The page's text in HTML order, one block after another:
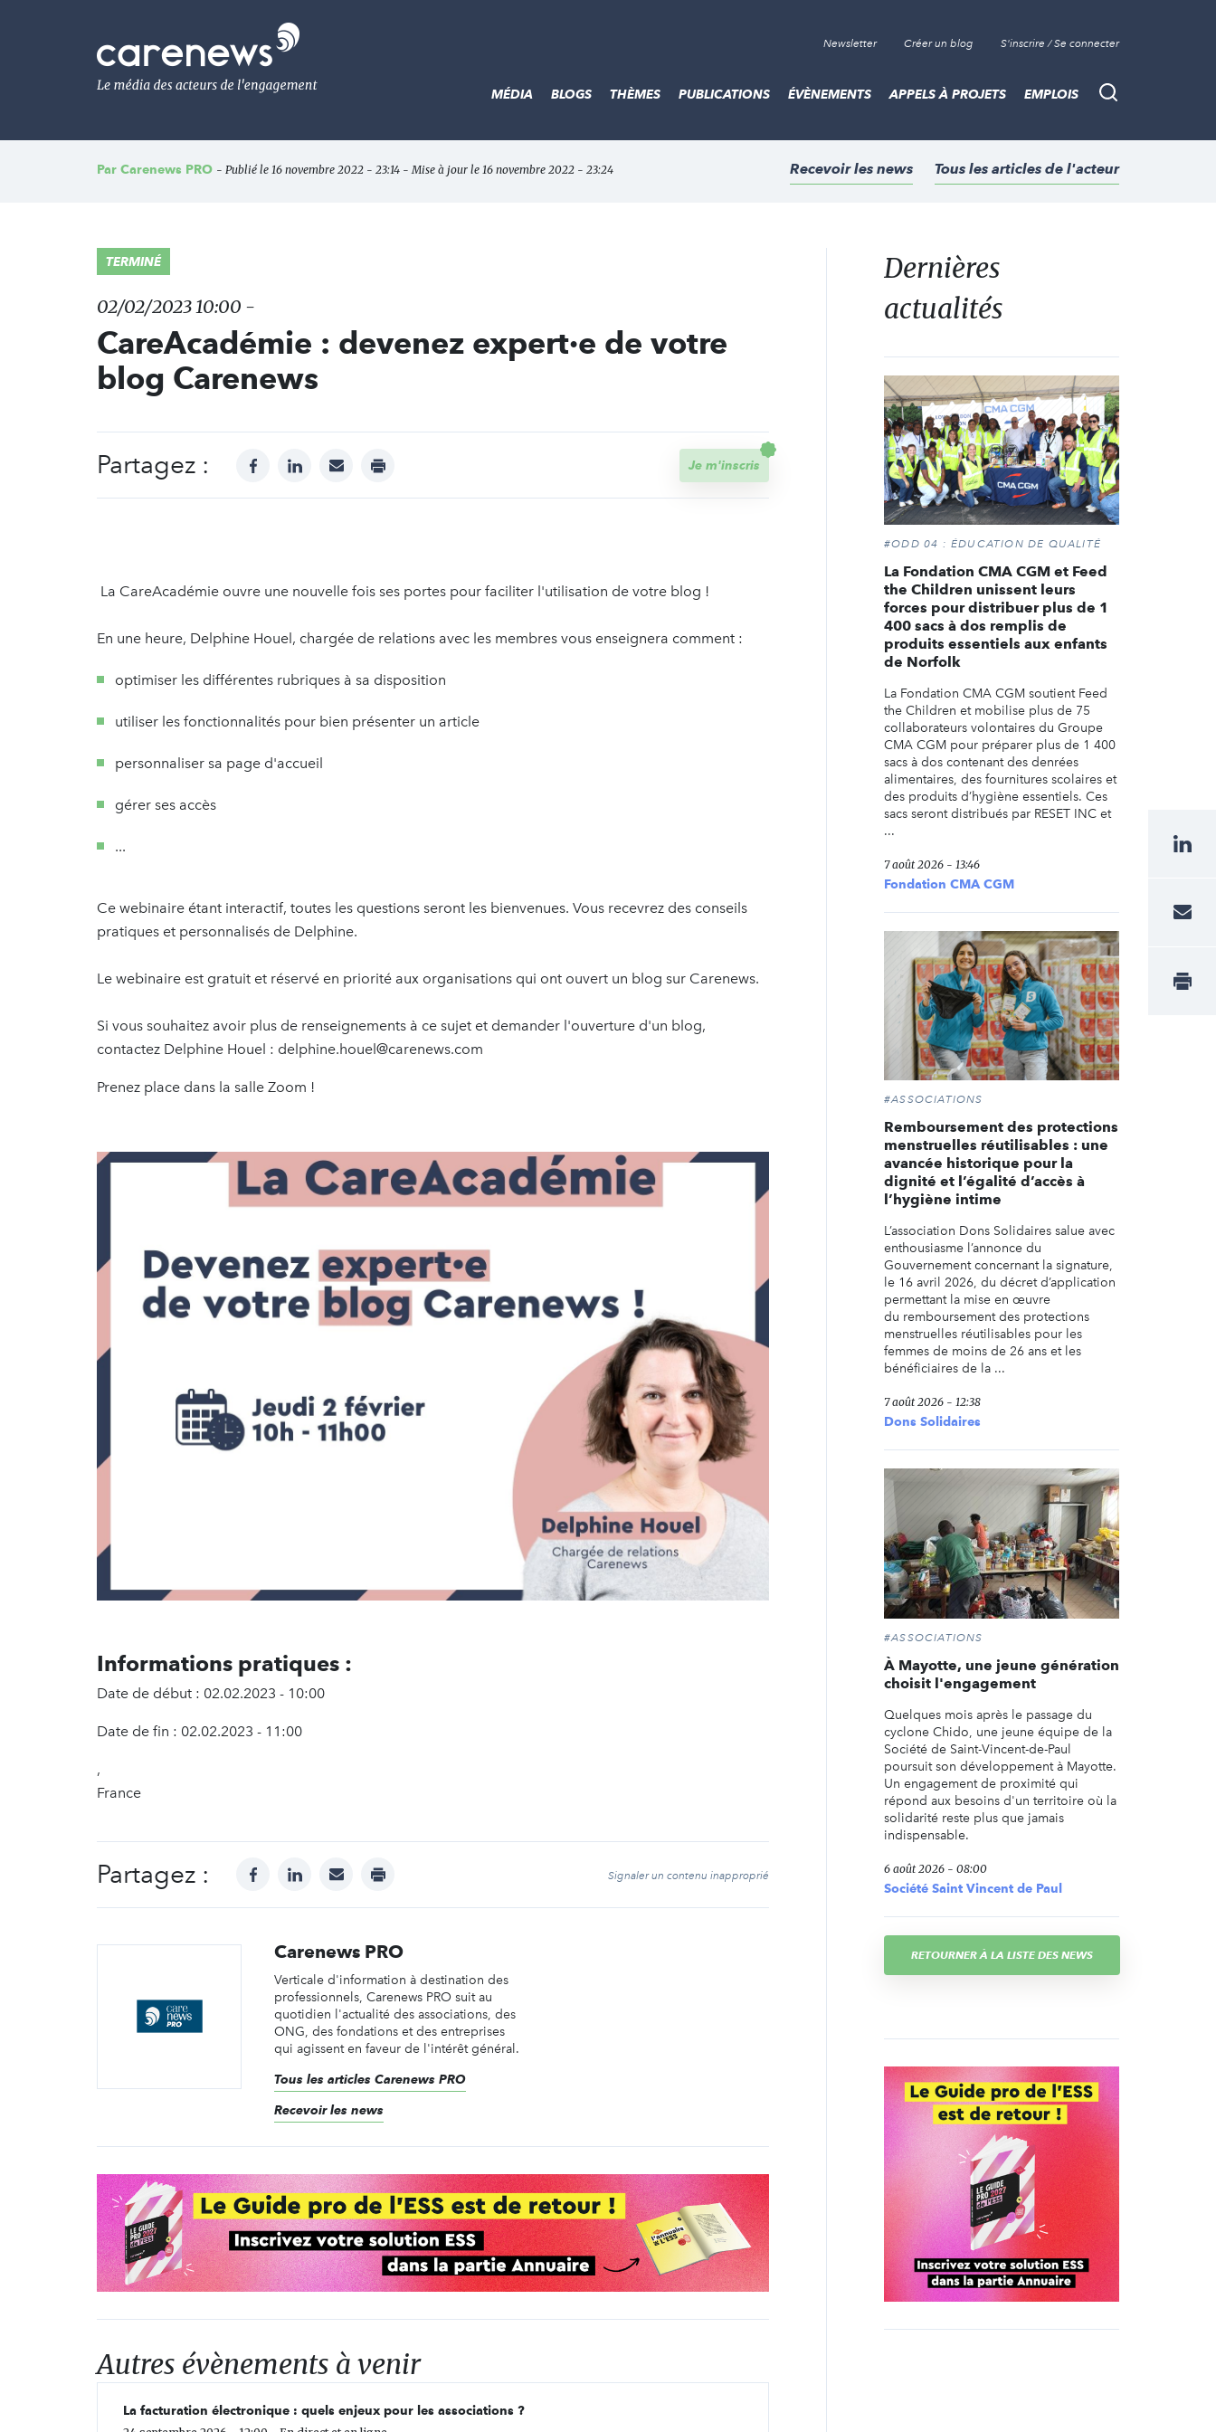
Le
média
de
l'engagement
Newsletter Créer un blog S'inscrire / Se connecter
Recherche
MÉDIA BLOGS THÈMES PUBLICATIONS ÉVÈNEMENTS APPELS À PROJETS EMPLOIS
Par Carenews PRO - Publié le 16 novembre 2022 - 23:14 - Mise à jour le 16 novembre 2022 - 23:24 Recevoir les news Tous les articles de l'acteur
TERMINÉ
02/02/2023 10:00 -
CareAcadémie : devenez expert·e de votre
blog Carenews
Partagez : facebooklinkedinmail print Je m'inscris
La CareAcadémie ouvre une nouvelle fois ses portes pour faciliter l'utilisation de votre blog !
En une heure, Delphine Houel, chargée de relations avec les membres vous enseignera comment :
optimiser les différentes rubriques à sa disposition
utiliser les fonctionnalités pour bien présenter un article
personnaliser sa page d'accueil
gérer ses accès
...
Ce webinaire étant interactif, toutes les questions seront les bienvenues. Vous recevrez des conseils
pratiques et personnalisés de Delphine.
Le webinaire est gratuit et réservé en priorité aux organisations qui ont ouvert un blog sur Carenews.
Si vous souhaitez avoir plus de renseignements à ce sujet et demander l'ouverture d'un blog,
contactez Delphine Houel : delphine.houel@carenews.com
Prenez place dans la salle Zoom !
Informations pratiques :
Date de début : 02.02.2023 - 10:00
Date de fin : 02.02.2023 - 11:00
,
France
Partagez : facebooklinkedinmail print Signaler un contenu inapproprié
Carenews PRO
Verticale d'information à destination des
professionnels, Carenews PRO suit au
quotidien l'actualité des associations, des
ONG, des fondations et des entreprises
qui agissent en faveur de l'intérêt général.
Tous les articles Carenews PRO
Recevoir les news
Autres évènements à venir
La facturation électronique : quels enjeux pour les associations ?
Dernières
actualités
#ODD 04 : ÉDUCATION DE QUALITÉ
La Fondation CMA CGM et Feed
the Children unissent leurs
forces pour distribuer plus de 1
400 sacs à dos remplis de
produits essentiels aux enfants
de Norfolk
La Fondation CMA CGM soutient Feed
the Children et mobilise plus de 75
collaborateurs volontaires du Groupe
CMA CGM pour préparer plus de 1 400
sacs à dos contenant des denrées
alimentaires, des fournitures scolaires et
des produits d’hygiène essentiels. Ces
sacs seront distribués par RESET INC et
...
7 août 2026 - 13:46
Fondation CMA CGM
#ASSOCIATIONS
Remboursement des protections
menstruelles réutilisables : une
avancée historique pour la
dignité et l’égalité d’accès à
l’hygiène intime
L’association Dons Solidaires salue avec
enthousiasme l’annonce du
Gouvernement concernant la signature,
le 16 avril 2026, du décret d’application
permettant la mise en œuvre
du remboursement des protections
menstruelles réutilisables pour les
femmes de moins de 26 ans et les
bénéficiaires de la ...
7 août 2026 - 12:38
Dons Solidaires
#ASSOCIATIONS
À Mayotte, une jeune génération
choisit l'engagement
Quelques mois après le passage du
cyclone Chido, une jeune équipe de la
Société de Saint-Vincent-de-Paul
poursuit son développement à Mayotte.
Un engagement de proximité qui
répond aux besoins d'un territoire où la
solidarité reste plus que jamais
indispensable.
6 août 2026 - 08:00
Société Saint Vincent de Paul
RETOURNER À LA LISTE DES NEWS